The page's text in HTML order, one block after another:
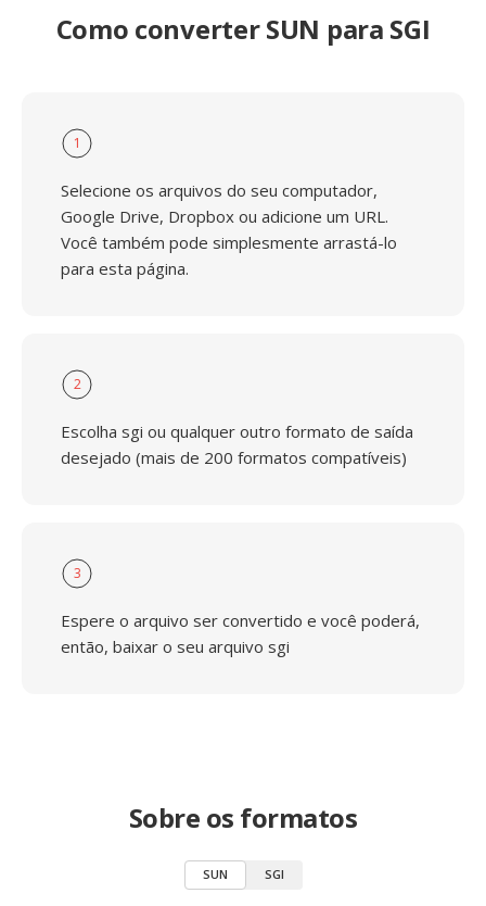
Como converter SUN para SGI
1
Selecione os arquivos do seu computador,
Google Drive, Dropbox ou adicione um URL.
Você também pode simplesmente arrastá-lo
para esta página.
2
Escolha sgi ou qualquer outro formato de saída
desejado (mais de 200 formatos compatíveis)
3
Espere o arquivo ser convertido e você poderá,
então, baixar o seu arquivo sgi
Sobre os formatos
SUN SGI